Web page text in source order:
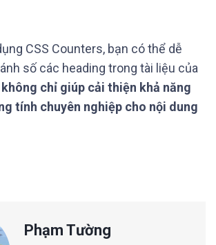
CSS Counters, bạn có thể dễ
số các heading trong tài liệu của
chỉ giúp cải thiện khả năng
tính chuyên nghiệp cho nội dung
Phạm Tường